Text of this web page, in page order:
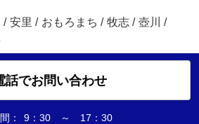
/ 安里 / おもろまち / 牧志 / 壺川
/
話でお問い合わせ
：
9：30 ～ 17：30